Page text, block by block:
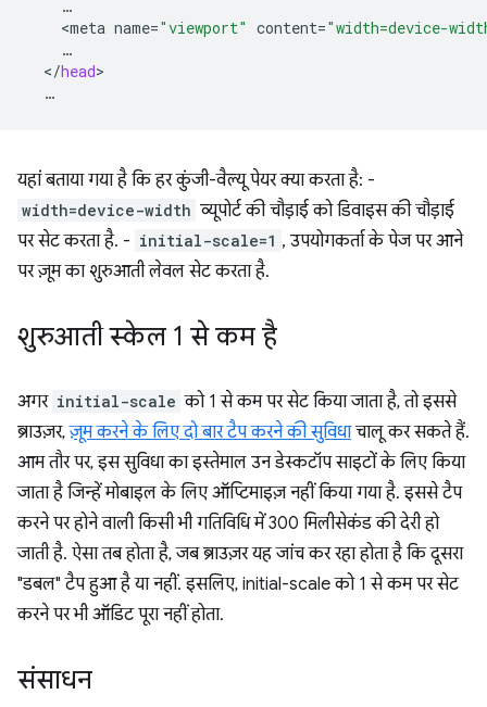
<meta name="viewport" content="width=device-
</head
यहां बताया गया है कि हर कुंजी-वैल्यू पेयर क्या करता है: -
width=device-width व्यूपोर्ट की चौड़ाई को डिवाइस की चौड़ाई
पर सेट करता है. - initial-scale=1 , उपयोगकर्ता के पेज पर आने
पर ज़ूम का शुरुआती लेवल सेट करता है.
शुरुआती स्केल 1 से कम है
अगर initial-scale को 1 से कम पर सेट किया जाता है, तो इससे
ब्राउज़र,ज़ूम करने के लिए दो बार टैप करने की सुविधाचालू कर सकते हैं.
आम तौर पर, इस सुविधा का इस्तेमाल उन डेस्कटॉप साइटों के लिए किया
जाता है जिन्हें मोबाइल के लिए ऑप्टिमाइज़ नहीं किया गया है. इससे टैप
करने पर होने वाली किसी भी गतिविधि में 300 मिलीसेकंड की देरी हो
जाती है. ऐसा तब होता है, जब ब्राउज़र यह जांच कर रहा होता है कि दूसरा
"डबल" टैप हुआ है या नहीं. इसलिए, initial-scale को 1 से कम पर सेट
करने पर भी ऑडिट पूरा नहीं होता.
संसाधन